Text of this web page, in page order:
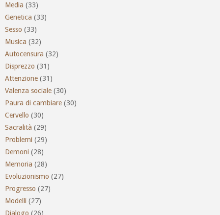
Media (33)
Genetica (33)
Sesso (33)
Musica (32)
Autocensura (32)
Disprezzo (31)
Attenzione (31)
Valenza sociale (30)
Paura di cambiare (30)
Cervello (30)
Sacralità (29)
Problemi (29)
Demoni (28)
Memoria (28)
Evoluzionismo (27)
Progresso (27)
Modelli (27)
Dialogo (26)